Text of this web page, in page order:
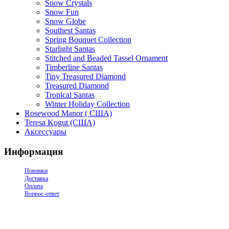
Snow Crystals
Snow Fun
Snow Globe
Southest Santas
Spring Bouquet Collection
Starlight Santas
Stitched and Beaded Tassel Ornament
Timberline Santas
Tiny Treasured Diamond
Treasured Diamond
Tropical Santas
Winter Holiday Collection
Rosewood Manor ( США)
Teresa Kogut (США)
Аксессуары
Информация
Новинки
Доставка
Оплата
Вопрос-ответ